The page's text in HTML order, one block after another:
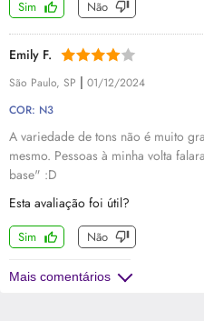
Sim Não
Emily F.
São Paulo, SP | 01/12/2024
COR: N3
A variedade de tons não é muito
mesmo. Pessoas à minha volta
base" :D
Esta avaliação foi útil?
Sim Não
Mais comentários